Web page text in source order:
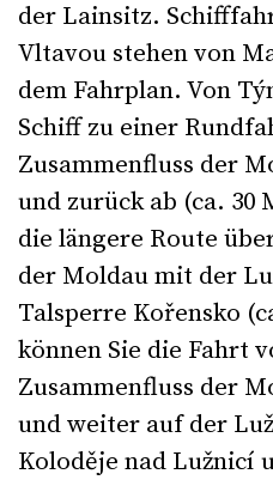
der Lainsitz.
Vltavou stehen von
dem Fahrplan. Von
Schiff zu einer
Zusammenfluss der
und zurück ab (ca.
die längere Route
der Moldau mit der
Talsperre Kořensko
können Sie die Fahrt
Zusammenfluss der
und weiter auf der
Koloděje nad Lužnicí